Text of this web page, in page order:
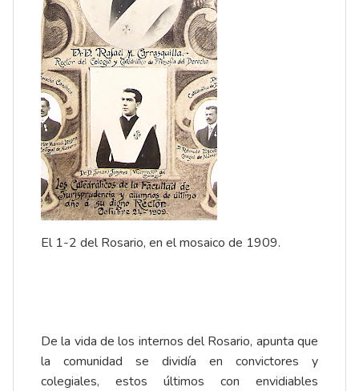
El 1-2 del Rosario, en el mosaico de 1909.
De la vida de los internos del Rosario, apunta que
la comunidad se dividía en convictores y
colegiales, estos últimos con envidiables